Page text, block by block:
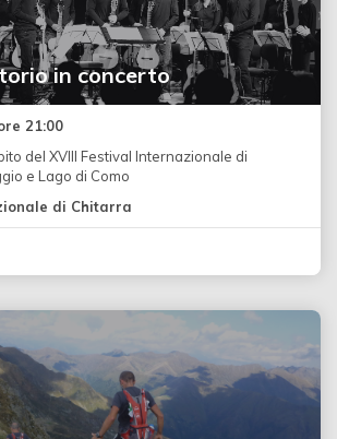
in concerto
21:00
del XVIII Festival Internazionale di
e Lago di Como
di Chitarra